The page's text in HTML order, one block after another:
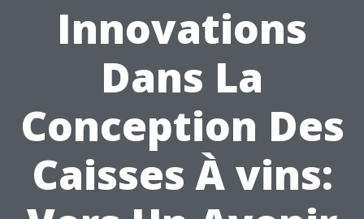
Innovations
Dans La
Conception Des
Caisses À vins: